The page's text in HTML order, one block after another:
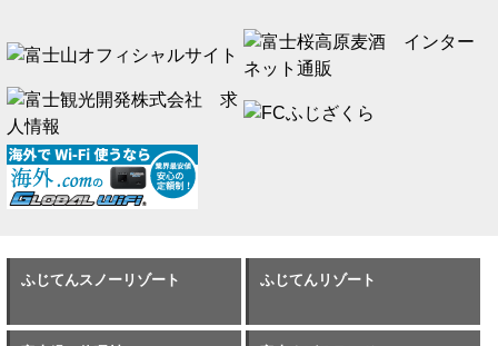
ふじてんスノーリゾート ふじてんリゾート